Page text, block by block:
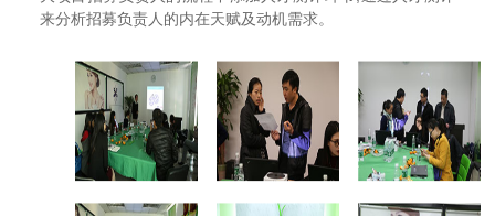
来分析招募负责人的内在天赋及动机需求。